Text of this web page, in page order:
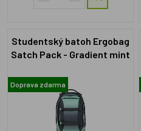
Studentský batoh Ergobag
Satch Pack - Gradient mint
Doprava zdarma